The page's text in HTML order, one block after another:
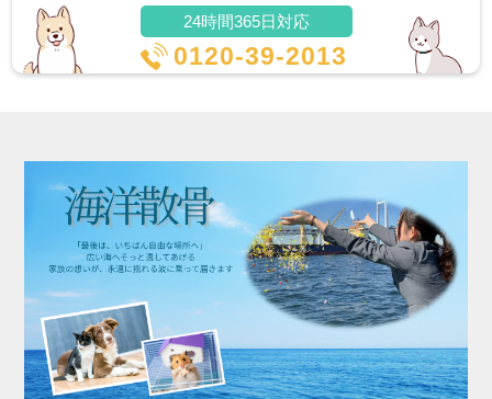
24時間365日対応
0120-39-2013